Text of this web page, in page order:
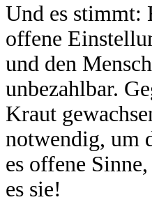
Und es stimmt:
offene
und den
unbezahlbar.
Kraut
notwendig, um
es offene
es sie!